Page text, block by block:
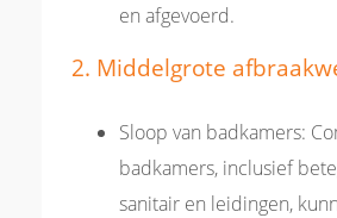
en afgevoerd.
2. Middelgrote
Sloop van badkamers:
badkamers, inclusief
sanitair en leidingen,